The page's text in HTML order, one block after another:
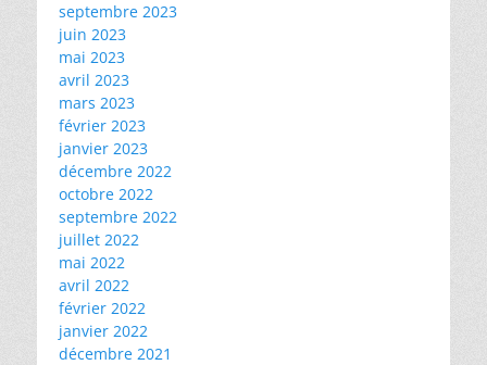
septembre 2023
juin 2023
mai 2023
avril 2023
mars 2023
février 2023
janvier 2023
décembre 2022
octobre 2022
septembre 2022
juillet 2022
mai 2022
avril 2022
février 2022
janvier 2022
décembre 2021